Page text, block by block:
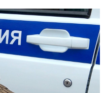
Фото: телеканал ОТС
27 июня в